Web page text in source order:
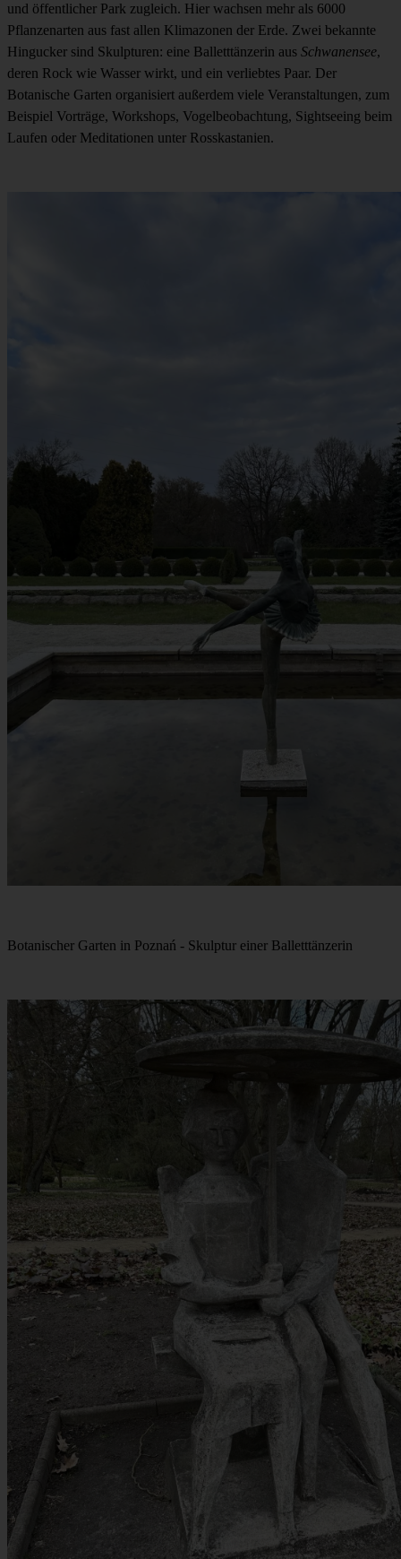
und öffentlicher Park zugleich. Hier wachsen mehr als 6000
Pflanzenarten aus fast allen Klimazonen der Erde. Zwei bekannte
Hingucker sind Skulpturen: eine Balletttänzerin aus Schwanensee,
deren Rock wie Wasser wirkt, und ein verliebtes Paar. Der
Botanische Garten organisiert außerdem viele Veranstaltungen, zum
Beispiel Vorträge, Workshops, Vogelbeobachtung, Sightseeing beim
Laufen oder Meditationen unter Rosskastanien.
Botanischer Garten in Poznań - Skulptur einer Balletttänzerin